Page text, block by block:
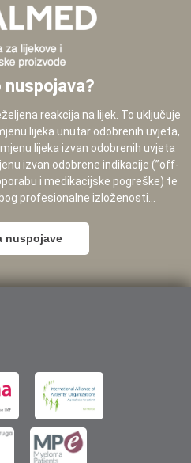
reakcija na lijek. To uključuje
lijeka unutar odobrenih uvjeta,
lijeka izvan odobrenih uvjeta
izvan odobrene indikacije (”off-
i medikacijske pogreške) te
profesionalne izloženosti...
nuspojave